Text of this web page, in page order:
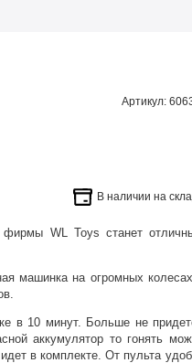
Артикул:
В наличии на
фирмы WL Toys станет
машинка на огромных
в 10 минут. Больше не
аккумулятор то гонять
в комплекте. От пульта